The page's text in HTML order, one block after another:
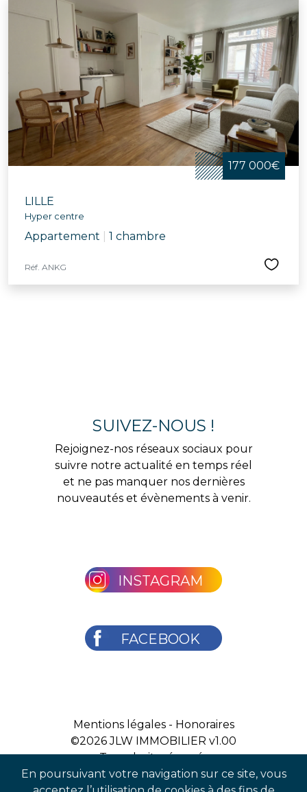
En poursuivant votre navigation sur ce site, vous
177 000€
LILLE
Hyper centre
Appartement 1 chambre
Réf. ANKG
SUIVEZ-NOUS !
Rejoignez-nos réseaux sociaux pour
suivre notre actualité en temps réel
et ne pas manquer nos dernières
nouveautés et évènements à venir.
INSTAGRAM
FACEBOOK
Mentions légales- Honoraires
©2026JLW IMMOBILIER v1.00
Tous droits réservés